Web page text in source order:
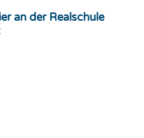
an der Realschule